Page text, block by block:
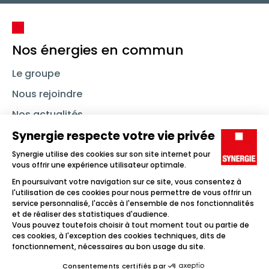
Nos énergies en commun
Le groupe
Nous rejoindre
Nos actualités
Nous contacter
Linkedin SynergieInstagramTikTok Youtube
Trouver un emploi
Icône d'illustration
Candidats
Icône d'illustration
Icône d'illustration